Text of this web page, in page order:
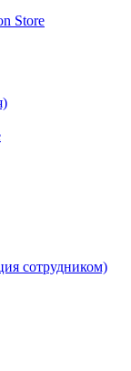
Store
сотрудником)